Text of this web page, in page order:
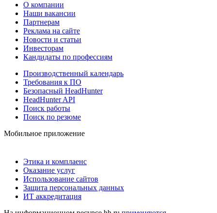
О компании
Наши вакансии
Партнерам
Реклама на сайте
Новости и статьи
Инвесторам
Кандидаты по профессиям
Производственный календарь
Требования к ПО
Безопасный HeadHunter
HeadHunter API
Поиск работы
Поиск по резюме
Мобильное приложение
Этика и комплаенс
Оказание услуг
Использование сайтов
Защита персональных данных
ИТ аккредитация